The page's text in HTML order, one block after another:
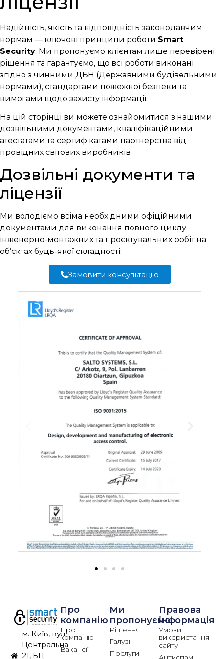
Надійність, якість та відповідність законодавчим
нормам — ключові принципи роботи Smart
Security. Ми пропонуємо клієнтам лише перевірені
рішення та гарантуємо, що всі роботи виконані
згідно з чинними ДБН (Державними будівельними
нормами), стандартами пожежної безпеки та
вимогами щодо захисту інформації.
На цій сторінці ви можете ознайомитися з нашими
дозвільними документами, кваліфікаційними
атестатами та сертифікатами партнерства від
провідних світових виробників.
Дозвільні документи та
ліцензії
Ми володіємо всіма необхідними офіційними
документами для виконання повного циклу
інженерно-монтажних та проєктувальних робіт на
об’єктах будь-якої складності:
Замовити консультацію
м. Київ, вул.
Центральна
21, БЦ
Про
компанію
Про
компанію
Вакансії
Ми
пропонуємо
Рішення
Галузі
Послуги
Правова
інформація
Умови
використання
сайту
Антиспам